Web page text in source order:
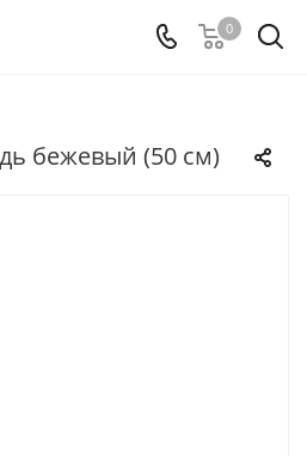
0
бежевый (50 см)